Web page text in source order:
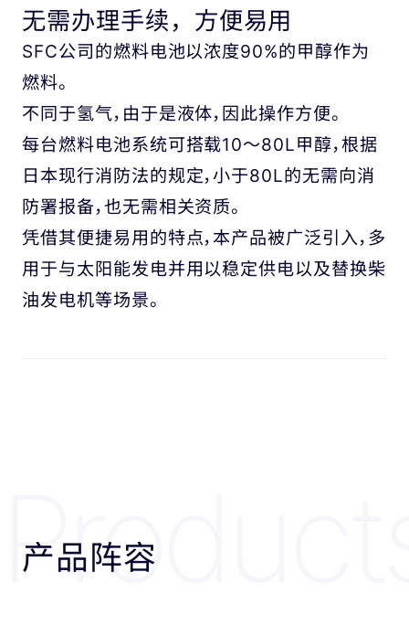
无需办理手续，方便易用
SFC公司的燃料电池以浓度90%的甲醇作为
燃料。
不同于氢气，由于是液体，因此操作方便。
每台燃料电池系统可搭载10～80L甲醇，根据
日本现行消防法的规定，小于80L的无需向消
防署报备，也无需相关资质。
凭借其便捷易用的特点，本产品被广泛引入，多
用于与太阳能发电并用以稳定供电以及替换柴
油发电机等场景。
产品阵容